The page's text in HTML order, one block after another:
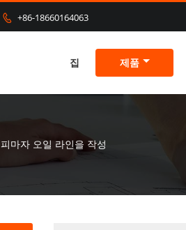
 +86-18660164063
집 제품
피마자 오일 라인을 작성